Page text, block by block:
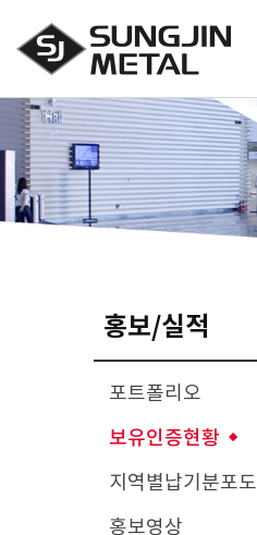
홍보/실적
포트폴리오
보유인증현황
지역별납기분포도
홍보영상